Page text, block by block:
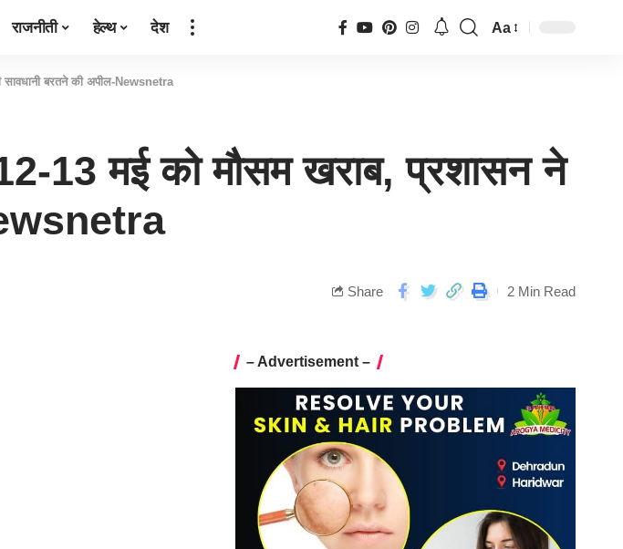
राजनीती हेल्थ देश Aa
सावधानी बरतने की अपील-Newsnetra
13 मई को मौसम खराब, प्रशासन ने
Share 2 Min Read
– Advertisement –